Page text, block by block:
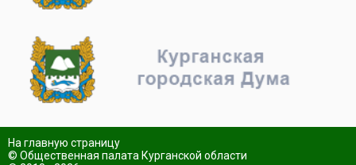
На главную страницу
© Общественная палата Курганской области